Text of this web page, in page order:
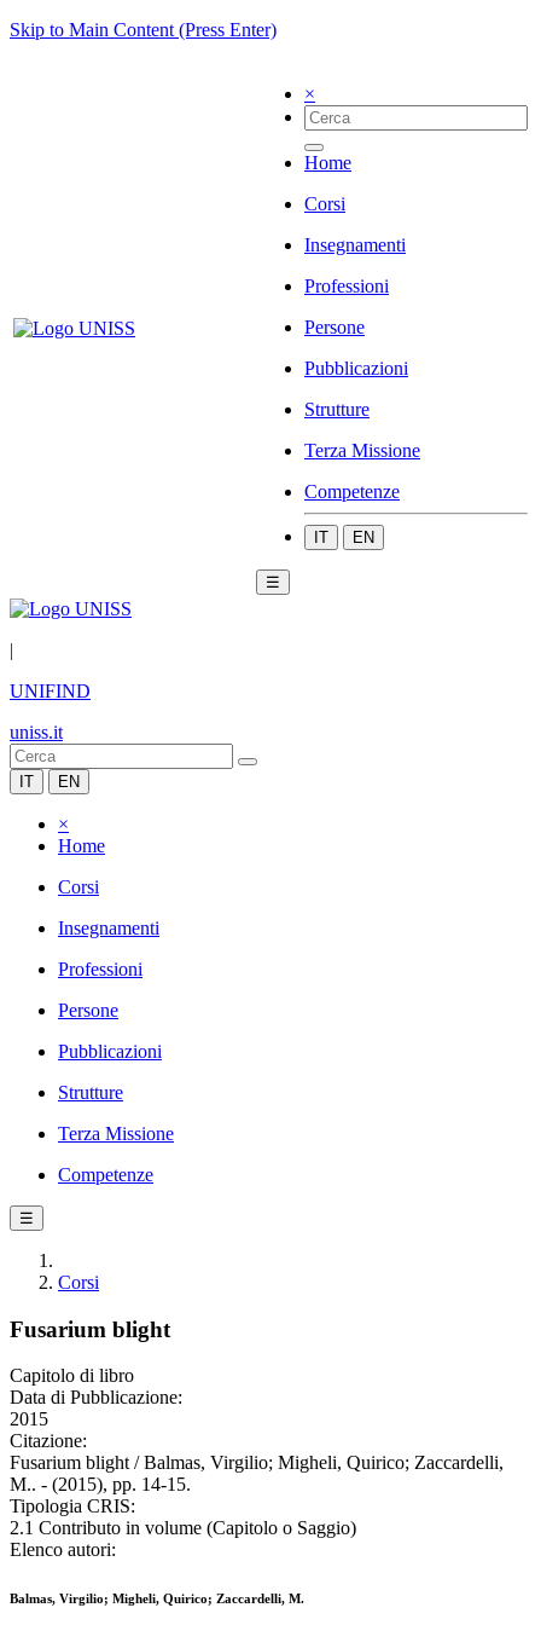
Skip to Main Content (Press Enter)
×
Home
Corsi
Insegnamenti
Professioni
Persone
Pubblicazioni
Strutture
Terza Missione
Competenze
IT EN
☰
|
UNIFIND
uniss.it
IT EN
×
Home
Corsi
Insegnamenti
Professioni
Persone
Pubblicazioni
Strutture
Terza Missione
Competenze
☰
Corsi
Fusarium blight
Capitolo di libro
Data di Pubblicazione:
2015
Citazione:
Fusarium blight / Balmas, Virgilio; Migheli, Quirico; Zaccardelli,
M.. - (2015), pp. 14-15.
Tipologia CRIS:
2.1 Contributo in volume (Capitolo o Saggio)
Elenco autori:
Balmas, Virgilio; Migheli, Quirico; Zaccardelli, M.